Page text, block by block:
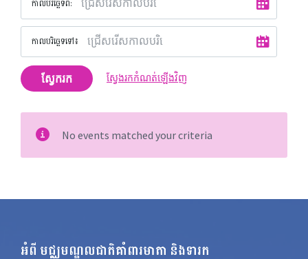
កាលបរិច្ឆេទ​ពី:
កាលបរិច្ឆេទទៅ៖
ស្វែករក ស្វែងរកកំណត់ឡើងវិញ
No events matched your criteria
អំពី មជ្ឈមណ្ឌលជាតិគាំពារមាតា និងទារក